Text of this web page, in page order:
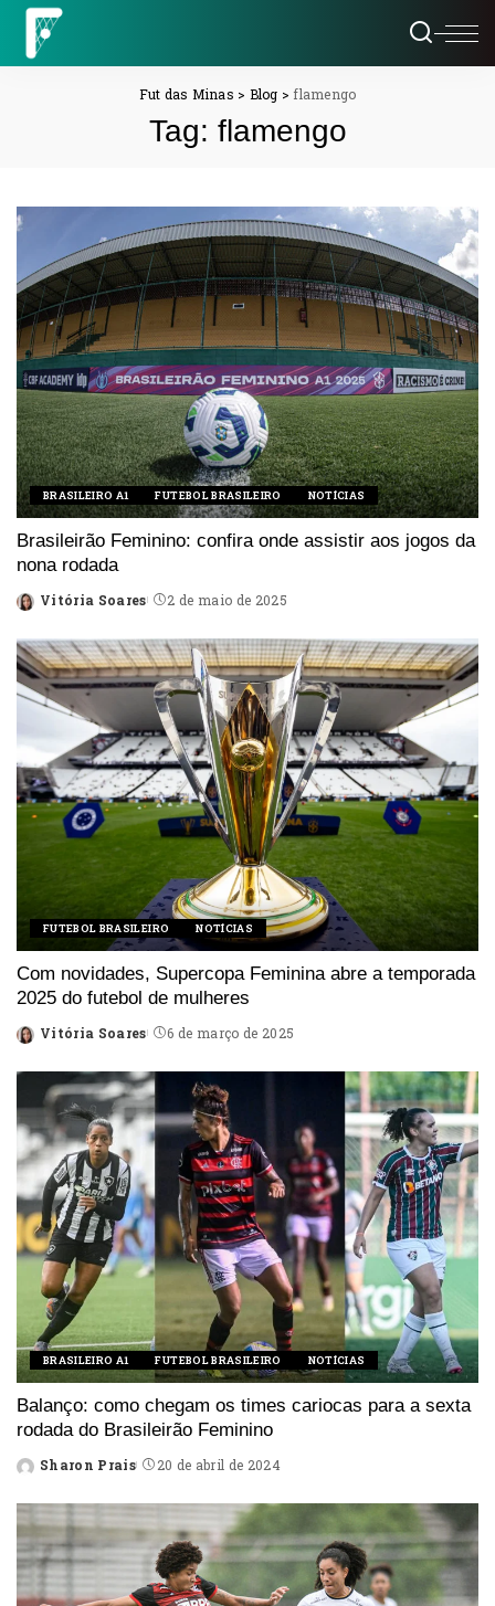
Fut das Minas > Blog > flamengo
Tag: flamengo
BRASILEIRO A1 FUTEBOL BRASILEIRO NOTÍCIAS
Brasileirão Feminino: confira onde assistir aos jogos da
nona rodada
Posted
Vitória Soares 2 de maio de 2025
FUTEBOL BRASILEIRO NOTÍCIAS
Com novidades, Supercopa Feminina abre a temporada
2025 do futebol de mulheres
Posted
Vitória Soares 6 de março de 2025
BRASILEIRO A1 FUTEBOL BRASILEIRO NOTÍCIAS
Balanço: como chegam os times cariocas para a sexta
rodada do Brasileirão Feminino
Posted
Sharon Prais 20 de abril de 2024